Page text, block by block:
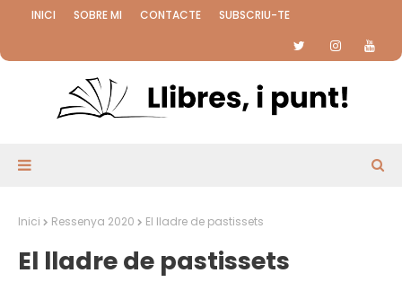
INICI SOBRE MI CONTACTE SUBSCRIU-TE
Inici Ressenya 2020 El lladre de pastissets
El lladre de pastissets